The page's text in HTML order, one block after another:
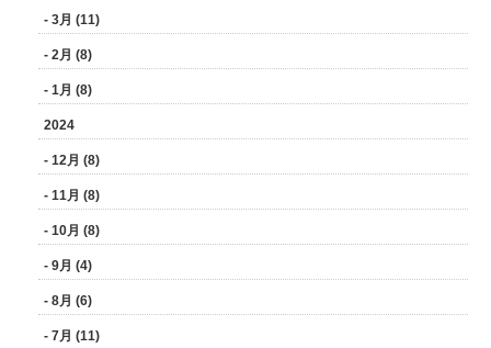
- 3月 (11)
- 2月 (8)
- 1月 (8)
2024
- 12月 (8)
- 11月 (8)
- 10月 (8)
- 9月 (4)
- 8月 (6)
- 7月 (11)